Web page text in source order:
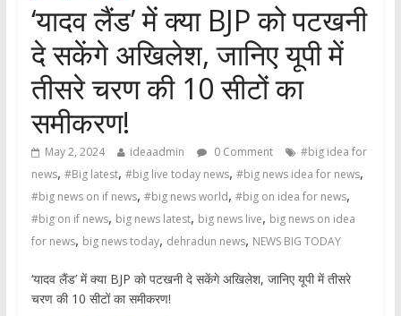
‘यादव लैंड’ में क्या BJP को पटखनी
दे सकेंगे अखिलेश, जानिए यूपी में
तीसरे चरण की 10 सीटों का
समीकरण!
May 2, 2024 ideaadmin 0 Comment
#big idea for
news, #Big latest, #big live today news, #big news idea for news,
#big news on if news, #big news world, #big on idea for news,
#big on if news, big news latest, big news live, big news on idea
for news, big news today, dehradun news, NEWS BIG TODAY
‘यादव लैंड’ में क्या BJP को पटखनी दे सकेंगे अखिलेश, जानिए यूपी में तीसरे
चरण की 10 सीटों का समीकरण!